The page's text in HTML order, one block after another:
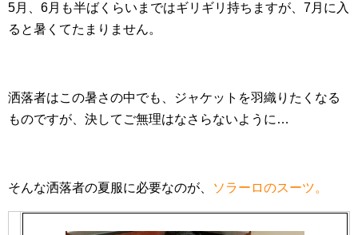
5月、6月も半ばくらいまではギリギリ持ちますが、7月に入
ると暑くてたまりません。
洒落者はこの暑さの中でも、ジャケットを羽織りたくなる
ものですが、決してご無理はなさらないように…
そんな洒落者の夏服に必要なのが、 ソラーロのスーツ。